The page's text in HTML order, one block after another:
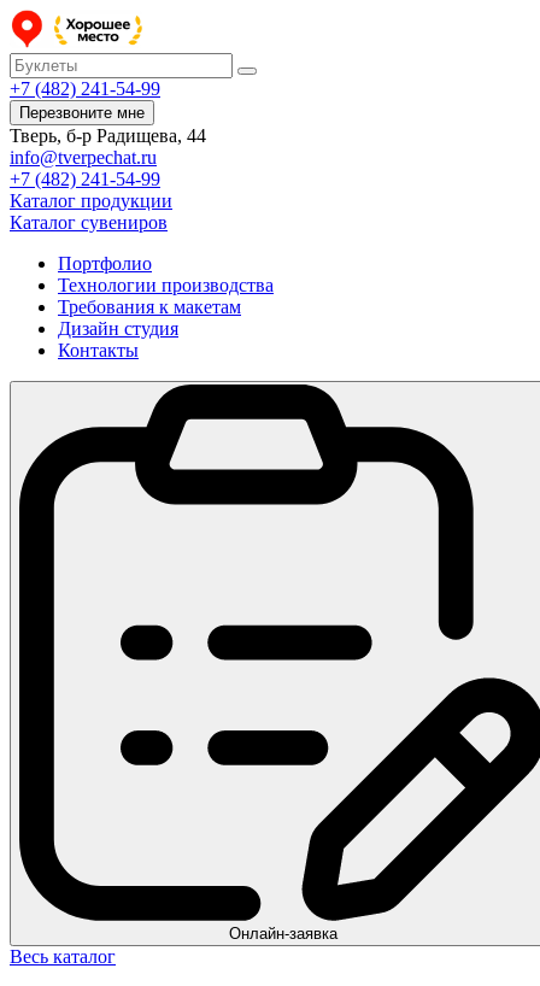
+7 (482) 241-54-99
Перезвоните мне
Тверь, б-р Радищева, 44
info@tverpechat.ru
+7 (482) 241-54-99
Каталог продукции
Каталог сувениров
Портфолио
Технологии производства
Требования к макетам
Дизайн студия
Контакты
Онлайн-заявка
Весь каталог